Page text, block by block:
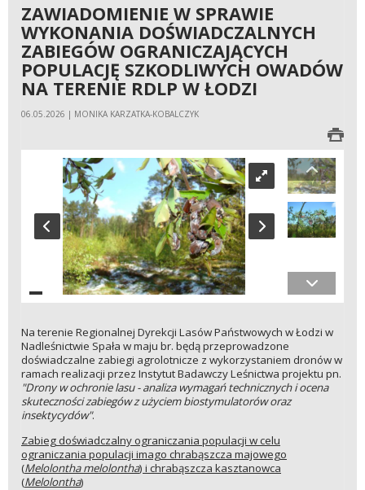
ZAWIADOMIENIE W SPRAWIE
WYKONANIA DOŚWIADCZALNYCH
ZABIEGÓW OGRANICZAJĄCYCH
POPULACJĘ SZKODLIWYCH OWADÓW
NA TERENIE RDLP W ŁODZI
06.05.2026 | MONIKA KARZATKA-KOBALCZYK
Na terenie Regionalnej Dyrekcji Lasów Państwowych w Łodzi w
Nadleśnictwie Spała w maju br. będą przeprowadzone
doświadczalne zabiegi agrolotnicze z wykorzystaniem dronów w
ramach realizacji przez Instytut Badawczy Leśnictwa projektu pn.
"Drony w ochronie lasu - analiza wymagań technicznych i ocena
skuteczności zabiegów z użyciem biostymulatorów oraz
insektycydów".
Zabieg doświadczalny ograniczania populacji w celu
ograniczania populacji imago chrabąszcza majowego
(Melolontha melolontha) i chrabąszcza kasztanowca
(Melolontha)